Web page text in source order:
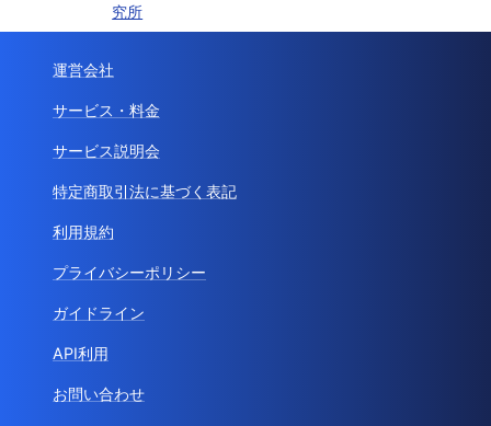
究所
運営会社
サービス・料金
サービス説明会
特定商取引法に基づく表記
利用規約
プライバシーポリシー
ガイドライン
API利用
お問い合わせ